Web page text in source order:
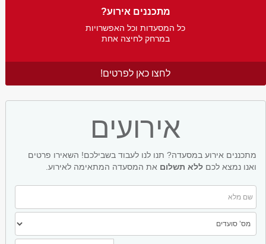
מתכננים אירוע?
כל המסעדות וכל האפשרויות
במרחק לחיצה אחת
לחצו כאן לפרטים!
אירועים
מתכננים אירוע במסעדה? תנו לנו לעבוד בשבילכם! השאירו פרטים
ואנו נמצא לכם ללא תשלום את המסעדה המתאימה לאירוע.